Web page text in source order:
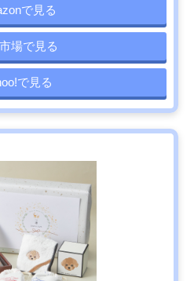
で見る
場で見る
で見る